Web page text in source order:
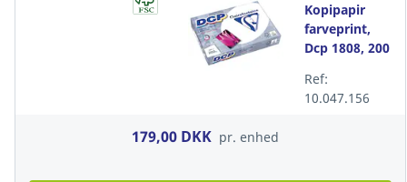
Kopipapir
farveprint,
Dcp 1808, 200
hvid, A3,
pakke a 250
Ref:
10.047.156
179,00 DKK pr. enhed